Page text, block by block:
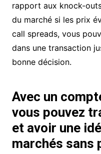
rapport aux knock-
du marché si les prix
call spreads, vous
dans une transaction
bonne décision.
Avec un
vous pouvez
et avoir une
marchés sans